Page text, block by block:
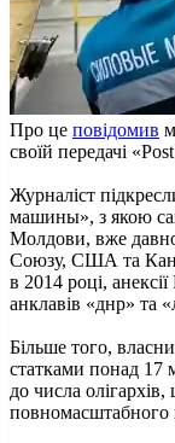
Про це повідомив
своїй передачі
Журналіст
машины», з якою
Молдови, вже
Союзу, США та
в 2014 році,
анклавів «днр» та
Більше того,
статками понад 17
до числа
повномасштабного